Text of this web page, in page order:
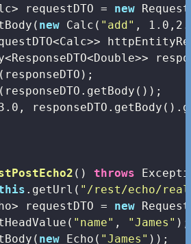
requestDTO =
new
new Calc( "add" , 1.0 ,
,
() throws
.getUrl( "/rest/echo/
requestDTO =
new
"name" , "James" );
new Echo( "James" ));